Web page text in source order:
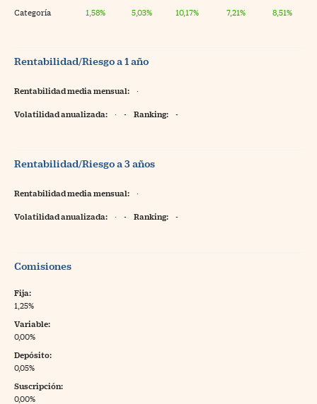
Categoría 1,58% 5,03% 10,17% 7,21% 8,51%
Rentabilidad/Riesgo a 1 año
Rentabilidad media mensual: ·
Volatilidad anualizada: · - Ranking: -
Rentabilidad/Riesgo a 3 años
Rentabilidad media mensual: ·
Volatilidad anualizada: · - Ranking: -
Comisiones
Fija:
1,25%
Variable:
0,00%
Depósito:
0,05%
Suscripción:
0,00%